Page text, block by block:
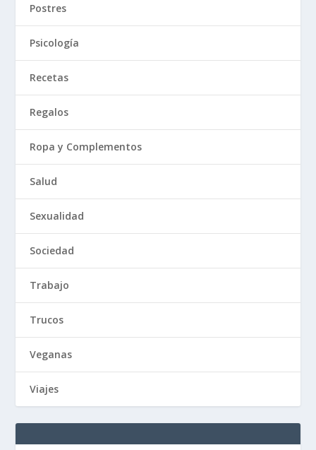
Postres
Psicología
Recetas
Regalos
Ropa y Complementos
Salud
Sexualidad
Sociedad
Trabajo
Trucos
Veganas
Viajes